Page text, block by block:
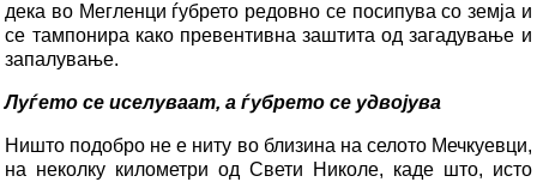
дека во Мегленци ѓубрето редовно се посипува со земја и
се тампонира како превентивна заштита од загадување и
запалување.
Луѓето се иселуваат, а ѓубрето се удвојува
Ништо подобро не е ниту во близина на селото Мечкуевци,
на неколку километри од Свети Николе, каде што, исто